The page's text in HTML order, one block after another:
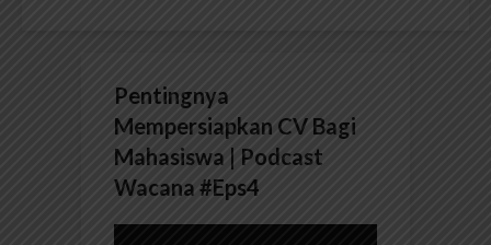
Pentingnya
Mempersiapkan CV Bagi
Mahasiswa | Podcast
Wacana #Eps4